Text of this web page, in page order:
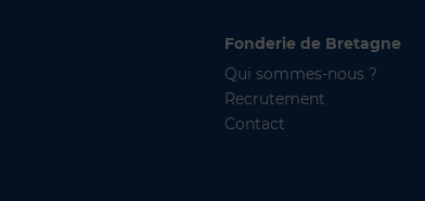
Fonderie de Bretagne
Qui sommes-nous ?
Recrutement
Contact